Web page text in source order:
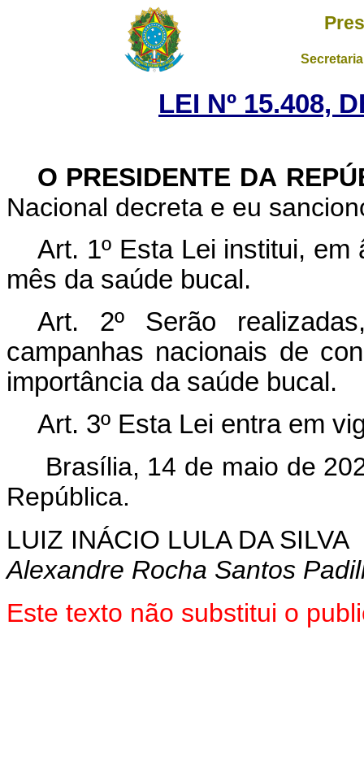
LEI Nº 15.408,
O PRESIDENTE DA
Nacional decreta e eu
Art. 1º Esta Lei institui,
mês da saúde bucal.
Art. 2ºSerão
campanhas nacionais de
importância da saúde bucal.
Art. 3ºEsta Lei entra em
Brasília, 14 de maio de
República.
LUIZ INÁCIO LULA DA SILVA
Alexandre Rocha Santos
Este texto não substitui o